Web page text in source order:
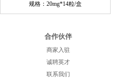
规格：20mg*14粒/盒
合作伙伴
商家入驻
诚聘英才
联系我们